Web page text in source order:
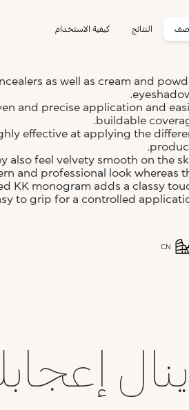
النتائج كيفية الاستخدام
as well as cream and
and precise application and
buildable
effective at applying the
also feel velvety smooth on the
and professional look whereas
KK monogram adds a classy
to grip for a controlled
CN